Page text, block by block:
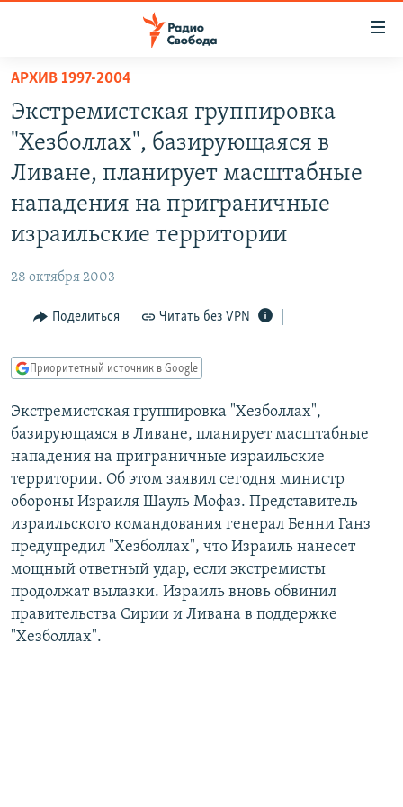
упрощенного
доступа
Вернуться
основному
содержанию
главной
навигации
Вернутся
поиску
ПОДКАСТЫ
АВТОРСКИЕ ПРОЕКТЫ
МНЕНИЯ
IDEL.РЕАЛИИ
КАВКАЗ.РЕАЛИИ
СЕВЕР.РЕАЛИИ
РАСПИСАНИЕ ВЕЩАНИЯ
ПОДПИШИТЕСЬ НА РАССЫЛКУ
СОЦИАЛЬНЫЕ СЕТИ
Все сайты РСЕ/РС
АРХИВ 1997-2004
Экстремистская группировка
"Хезболлах", базирующаяся в
Ливане, планирует масштабные
нападения на приграничные
израильские территории
28 октября 2003
Поделиться Читать без VPN
Приоритетный источник в Google
Экстремистская группировка "Хезболлах",
базирующаяся в Ливане, планирует масштабные
нападения на приграничные израильские
территории. Об этом заявил сегодня министр
обороны Израиля Шауль Мофаз. Представитель
израильского командования генерал Бенни Ганз
предупредил "Хезболлах", что Израиль нанесет
мощный ответный удар, если экстремисты
продолжат вылазки. Израиль вновь обвинил
правительства Сирии и Ливана в поддержке
"Хезболлах".